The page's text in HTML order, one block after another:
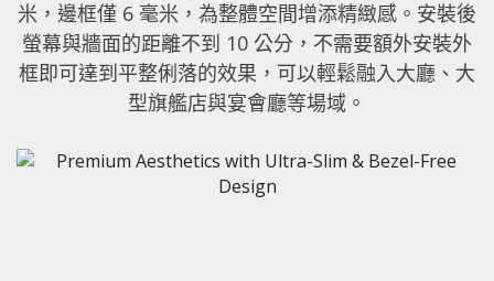
米，邊框僅 6 毫米，為整體空間增添精緻感。安裝後
螢幕與牆面的距離不到 10 公分，不需要額外安裝外
框即可達到平整俐落的效果，可以輕鬆融入大廳、大
型旗艦店與宴會廳等場域。